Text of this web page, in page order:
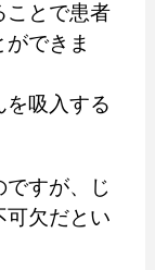
ことで患者
できま
を吸入する
すが、じ
可欠だとい